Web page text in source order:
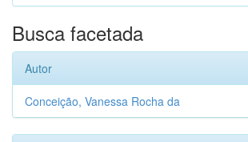
Busca facetada
Autor
Conceição, Vanessa Rocha da